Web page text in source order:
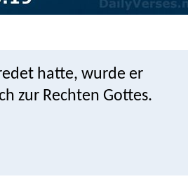
hatte, wurde er
zur Rechten Gottes.